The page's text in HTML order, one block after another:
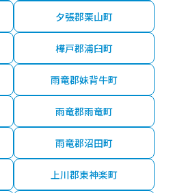
夕張郡栗山町
樺戸郡浦臼町
雨竜郡妹背牛町
雨竜郡雨竜町
雨竜郡沼田町
上川郡東神楽町